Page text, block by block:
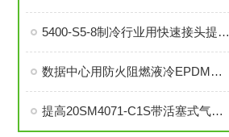
5400-S5-8制冷行业用快速接头提升系统稳定性与操作便捷性
数据中心用防火阻燃液冷EPDM橡胶软管-UL94 V0认证
提高20SM4071-C1S带活塞式气动执行器中压针阀性能的技巧